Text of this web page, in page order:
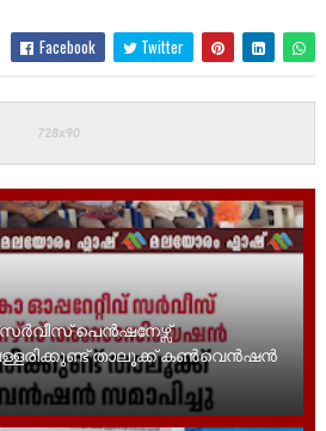
Facebook Twitter
സർവീസ് പെൻഷനേഴ്സ്
താലൂക്ക് കൺവെൻഷൻ